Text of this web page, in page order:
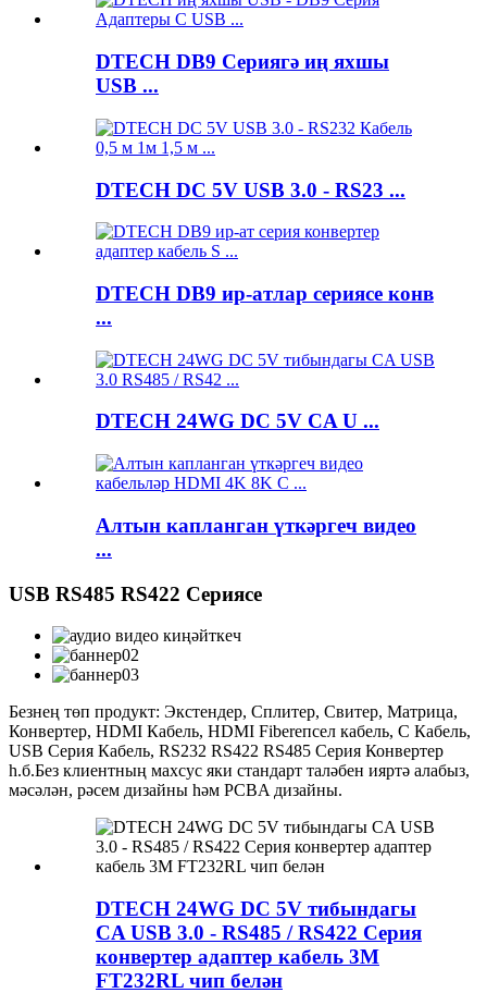
DTECH DB9 Сериягә иң яхшы
USB ...
DTECH DC 5V USB 3.0 - RS23 ...
DTECH DB9 ир-атлар сериясе конв
...
DTECH 24WG DC 5V CA U ...
Алтын капланган үткәргеч видео
...
USB RS485 RS422 Сериясе
Безнең төп продукт: Экстендер, Сплитер, Свитер, Матрица,
Конвертер, HDMI Кабель, HDMI Fiberепсел кабель, С Кабель,
USB Серия Кабель, RS232 RS422 RS485 Серия Конвертер
һ.б.Без клиентның махсус яки стандарт таләбен ияртә алабыз,
мәсәлән, рәсем дизайны һәм PCBA дизайны.
DTECH 24WG DC 5V тибындагы
CA USB 3.0 - RS485 / RS422 Серия
конвертер адаптер кабель 3M
FT232RL чип белән